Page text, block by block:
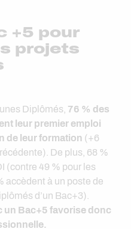
+5 pour
projets
Diplômés, 76 % des
leur premier emploi
de leur formation (+6
De plus, 68 %
(contre 49 % pour les
accèdent à un poste de
d’un Bac+3).
un Bac+5 favorise donc